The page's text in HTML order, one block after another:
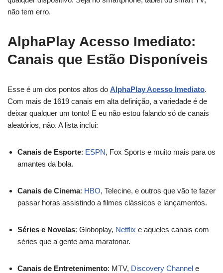
não tem erro.
AlphaPlay Acesso Imediato:
Canais que Estão Disponíveis
Esse é um dos pontos altos do AlphaPlay Acesso Imediato.
Com mais de 1619 canais em alta definição, a variedade é de
deixar qualquer um tonto! E eu não estou falando só de canais
aleatórios, não. A lista inclui:
Canais de Esporte: ESPN, Fox Sports e muito mais para os
amantes da bola.
Canais de Cinema: HBO, Telecine, e outros que vão te fazer
passar horas assistindo a filmes clássicos e lançamentos.
Séries e Novelas: Globoplay, Netflix e aqueles canais com
séries que a gente ama maratonar.
Canais de Entretenimento: MTV, Discovery Channel e